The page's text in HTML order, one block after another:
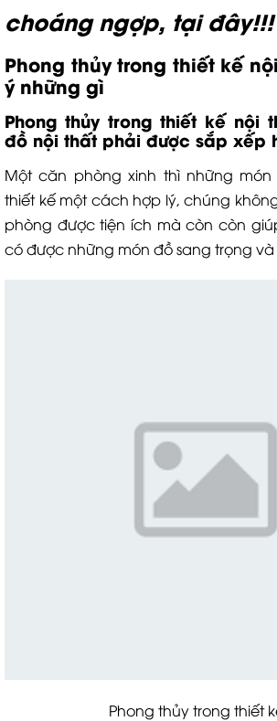
choáng ngợp, tại đây!!!
Phong thủy trong thiết kế
ý những gì
Phong thủy trong thiết kế nội
đồ nội thất phải được sắp xếp
Một căn phòng xinh thì những
thiết kế một cách hợp lý, chúng
phòng được tiện ích mà còn còn
có được những món đồ sang trọng
Phong thủy trong thiết kế